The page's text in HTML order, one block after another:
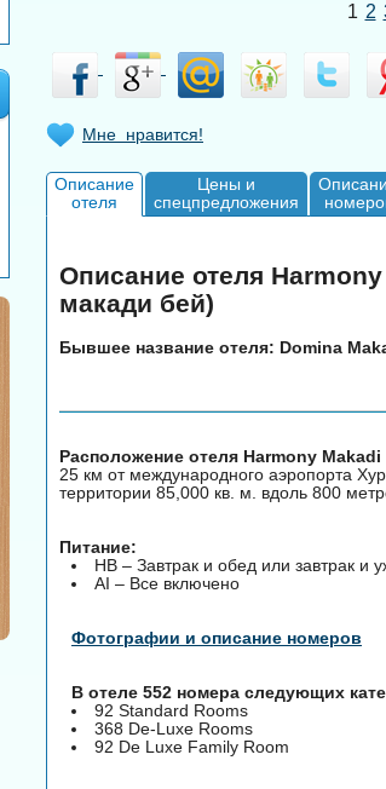
1 2
Мне нравится!
Описание
отеля
Цены и
спецпредложения
Описание отеля
макади бей)
Бывшее название отеля: Domina
Расположение отеля Harmony
25 км от международного аэропорта
территории 85,000 кв. м. вдоль 800
Питание:
HB – Завтрак и обед или завтрак и
AI – Все включено
Фотографии и описание номеров
В отеле 552 номера следующих
92 Standard Rooms
368 De-Luxe Rooms
92 De Luxe Family Room